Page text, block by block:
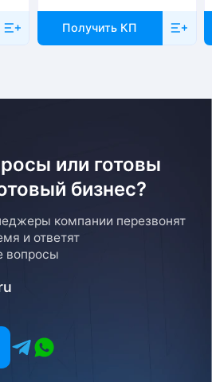
Получить КП
или готовы
бизнес?
компании перезвонят
и ответят
вопросы